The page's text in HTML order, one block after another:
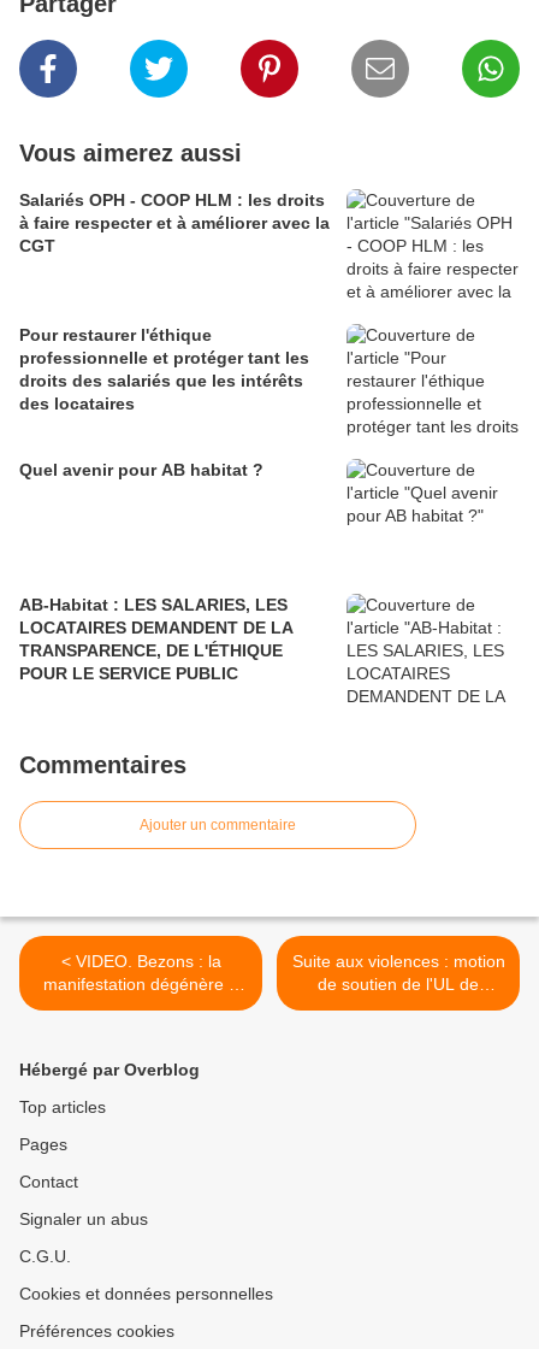
Vous aimerez aussi
Salariés OPH - COOP HLM : les droits
à faire respecter et à améliorer avec la
CGT
Pour restaurer l'éthique
professionnelle et protéger tant les
droits des salariés que les intérêts
des locataires
Quel avenir pour AB habitat ?
AB-Habitat : LES SALARIES, LES
LOCATAIRES DEMANDENT DE LA
TRANSPARENCE, DE L'ÉTHIQUE
POUR LE SERVICE PUBLIC
Commentaires
Ajouter un commentaire
< VIDEO. Bezons : la
manifestation dégénère à
l’office HLM
Suite aux violences : motion
de soutien de l'UL de
Bezons >
Hébergé par Overblog
Top articles
Pages
Contact
Signaler un abus
C.G.U.
Cookies et données personnelles
Préférences cookies